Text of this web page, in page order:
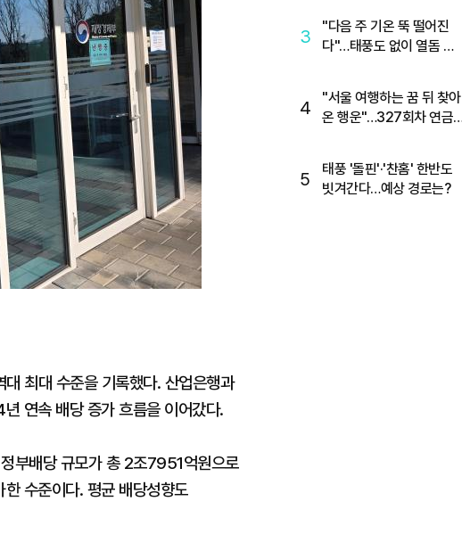
최대 수준을 기록했다. 산업은행과
연속 배당 증가 흐름을 이어갔다.
부배당 규모가 총 2조7951억원으로
수준이다. 평균 배당성향도
3
"다음 주 기온 뚝 떨어진
다"…태풍도 없이 열돔 박
4
"서울 여행하는 꿈 뒤 찾아
온 행운"…327회차 연금
5
태풍 '돌핀'·'찬홈' 한반도
빗겨간다…예상 경로는?